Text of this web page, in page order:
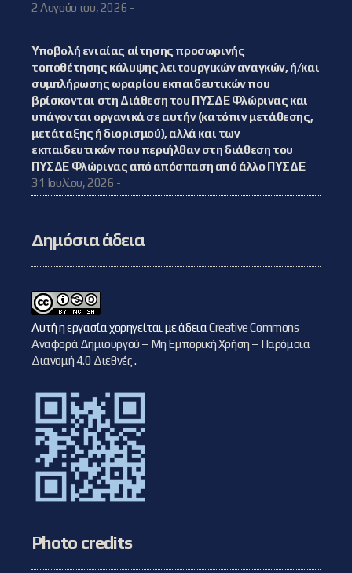
2 Αυγούστου, 2026 -
Υποβολή ενιαίας αίτησης προσωρινής
τοποθέτησης κάλυψης λειτουργικών αναγκών, ή/και
συμπλήρωσης ωραρίου εκπαιδευτικών που
βρίσκονται στη Διάθεση του ΠΥΣΔΕ Φλώρινας και
υπάγονται οργανικά σε αυτήν (κατόπιν μετάθεσης,
μετάταξης ή διορισμού), αλλά και των
εκπαιδευτικών που περιήλθαν στη διάθεση του
ΠΥΣΔΕ Φλώρινας από απόσπαση από άλλο ΠΥΣΔΕ
31 Ιουλίου, 2026 -
Δημόσια άδεια
Αυτή η εργασία χορηγείται με άδειαCreative Commons
Αναφορά Δημιουργού – Μη Εμπορική Χρήση – Παρόμοια
Διανομή 4.0 Διεθνές.
Photo credits